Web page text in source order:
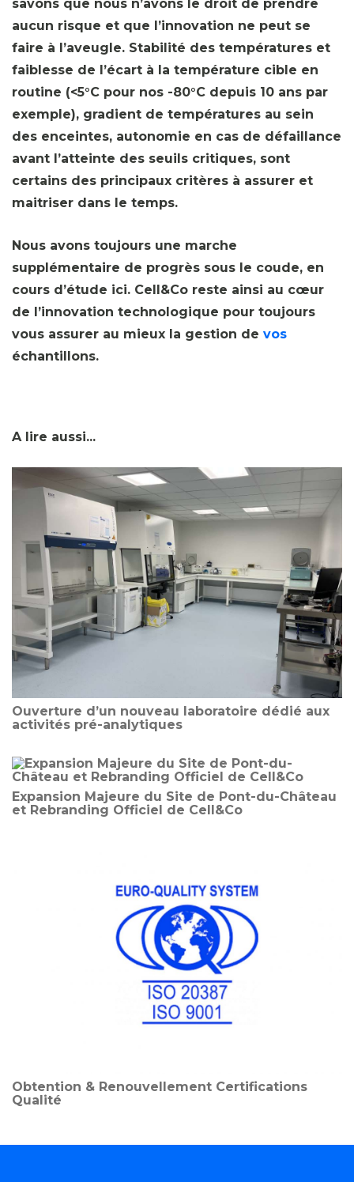
A lire aussi...
Ouverture d’un nouveau laboratoire dédié aux
activités pré-analytiques
Expansion Majeure du Site de Pont-du-Château
et Rebranding Officiel de Cell&Co
Obtention & Renouvellement Certifications
Qualité
savons que nous n’avons le droit de prendre
aucun risque et que l’innovation ne peut se
faire à l’aveugle. Stabilité des températures et
faiblesse de l’écart à la température cible en
routine (<5°C pour nos -80°C depuis 10 ans par
exemple), gradient de températures au sein
des enceintes, autonomie en cas de défaillance
avant l’atteinte des seuils critiques, sont
certains des principaux critères à assurer et
maitriser dans le temps.
Nous avons toujours une marche
supplémentaire de progrès sous le coude, en
cours d’étude ici. Cell&Co reste ainsi au cœur
de l’innovation technologique pour toujours
vous assurer au mieux la gestion de vos
échantillons.